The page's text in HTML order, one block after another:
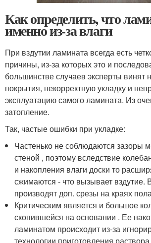
Как определить, что
именно из-за влаги
При вздутии ламината всегда есть
причины, из-за которых это и
большинстве случаев эксперты винят
покрытия, некорректную укладку и
эксплуатацию самого ламината. Из
затопление.
Так, частые ошибки при укладке:
Частенько не соблюдаются зазоры
стеной , поэтому вследствие
и накопления влаги доски то
сжимаются - что вызывает вздутие.
производят доп. срезы на краях
Критическим является и большое
скопившейся на основании . Ее
ламинатом происходит из-за